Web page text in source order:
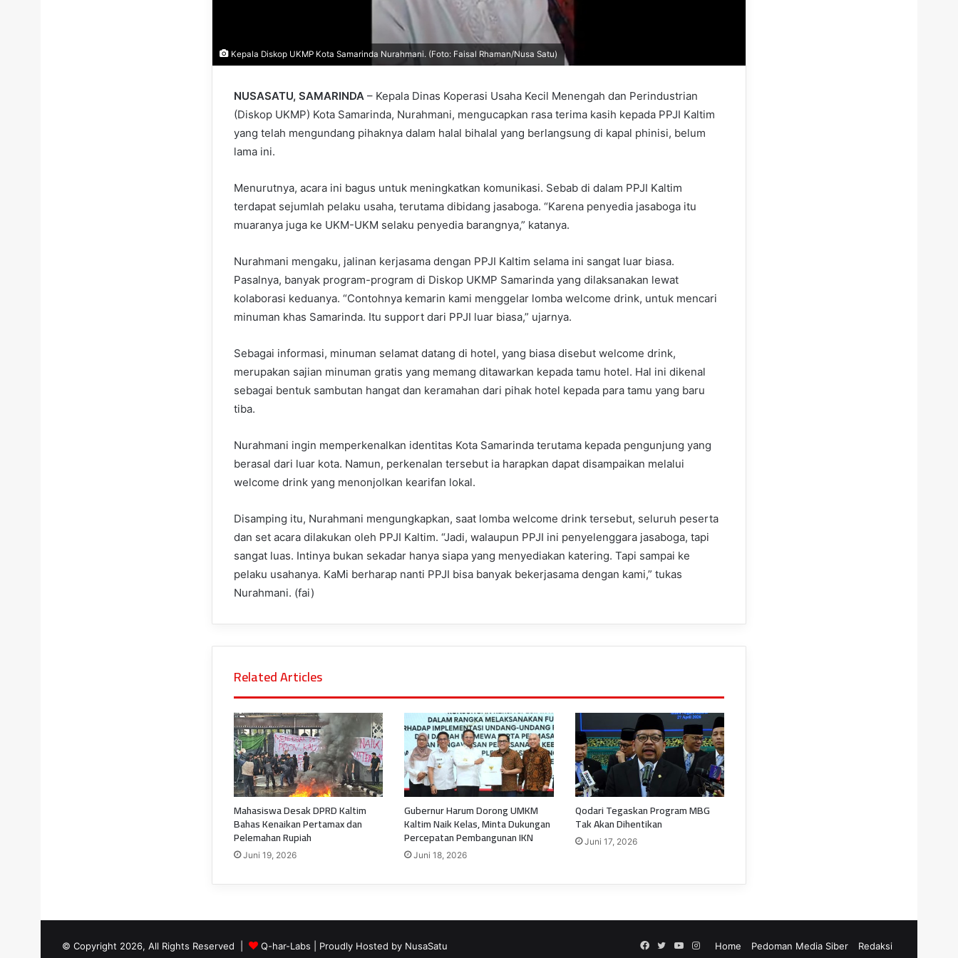
Kepala Diskop UKMP Kota Samarinda Nurahmani. (Foto: Faisal Rhaman/Nusa Satu)
NUSASATU, SAMARINDA – Kepala Dinas Koperasi Usaha Kecil Menengah dan Perindustrian
(Diskop UKMP) Kota Samarinda, Nurahmani, mengucapkan rasa terima kasih kepada PPJI Kaltim
yang telah mengundang pihaknya dalam halal bihalal yang berlangsung di kapal phinisi, belum
lama ini.
Menurutnya, acara ini bagus untuk meningkatkan komunikasi. Sebab di dalam PPJI Kaltim
terdapat sejumlah pelaku usaha, terutama dibidang jasaboga. “Karena penyedia jasaboga itu
muaranya juga ke UKM-UKM selaku penyedia barangnya,” katanya.
Nurahmani mengaku, jalinan kerjasama dengan PPJI Kaltim selama ini sangat luar biasa.
Pasalnya, banyak program-program di Diskop UKMP Samarinda yang dilaksanakan lewat
kolaborasi keduanya. “Contohnya kemarin kami menggelar lomba welcome drink, untuk mencari
minuman khas Samarinda. Itu support dari PPJI luar biasa,” ujarnya.
Sebagai informasi, minuman selamat datang di hotel, yang biasa disebut welcome drink,
merupakan sajian minuman gratis yang memang ditawarkan kepada tamu hotel. Hal ini dikenal
sebagai bentuk sambutan hangat dan keramahan dari pihak hotel kepada para tamu yang baru
tiba.
Nurahmani ingin memperkenalkan identitas Kota Samarinda terutama kepada pengunjung yang
berasal dari luar kota. Namun, perkenalan tersebut ia harapkan dapat disampaikan melalui
welcome drink yang menonjolkan kearifan lokal.
Disamping itu, Nurahmani mengungkapkan, saat lomba welcome drink tersebut, seluruh peserta
dan set acara dilakukan oleh PPJI Kaltim. “Jadi, walaupun PPJI ini penyelenggara jasaboga, tapi
sangat luas. Intinya bukan sekadar hanya siapa yang menyediakan katering. Tapi sampai ke
pelaku usahanya. KaMi berharap nanti PPJI bisa banyak bekerjasama dengan kami,” tukas
Nurahmani. (fai)
Related Articles
Mahasiswa Desak DPRD Kaltim
Bahas Kenaikan Pertamax dan
Pelemahan Rupiah
Juni 19, 2026
Gubernur Harum Dorong UMKM
Kaltim Naik Kelas, Minta Dukungan
Percepatan Pembangunan IKN
Juni 18, 2026
Qodari Tegaskan Program MBG
Tak Akan Dihentikan
Juni 17, 2026
© Copyright 2026, All Rights Reserved | Q-har-Labs | Proudly Hosted by NusaSatu Home Pedoman Media Siber Redaksi
Facebook
TwitterYouTube
Instagram